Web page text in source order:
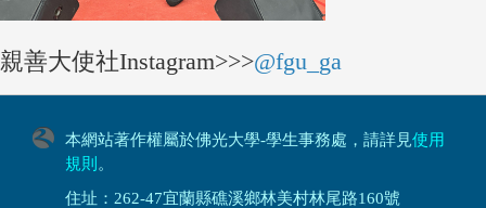
親善大使社Instagram>>>@fgu_ga
本網站著作權屬於佛光大學-學生事務處，請詳見使用
規則 。
住址：262-47宜蘭縣礁溪鄉林美村林尾路160號